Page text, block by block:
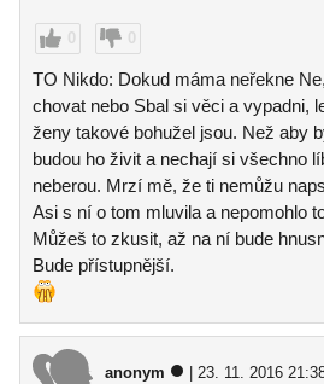
0 0
TO Nikdo: Dokud máma neřekne
chovat nebo Sbal si věci a vypadni,
ženy takové bohužel jsou. Než aby
budou ho živit a nechají si všechno
neberou. Mrzí mě, že ti nemůžu
Asi s ní o tom mluvila a nepomohlo
Můžeš to zkusit, až na ní bude
Bude přístupnější.
anonym | 23. 11. 2016